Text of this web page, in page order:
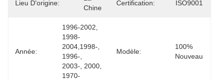
Lieu D'origine:
Chine
Certification: ISO9001
Année:
1996-2002,
1998-
2004,1998-,
1996-,
2003-, 2000,
1970-
Modèle:
100%
Nouveau